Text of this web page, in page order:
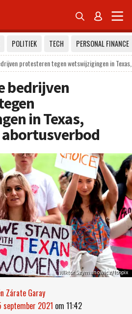
 
POLITIEK TECH
PERSONAL FINANCE
protesteren tegen wetswijzigingen in
bedrijven
in Texas,
WIktor Szymanowicz/ Isopix
Zárate Garay
september 2021 om 11:42